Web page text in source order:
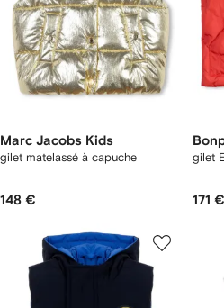
Marc Jacobs Kids
gilet matelassé à capuche
148 €
gilet
171 €